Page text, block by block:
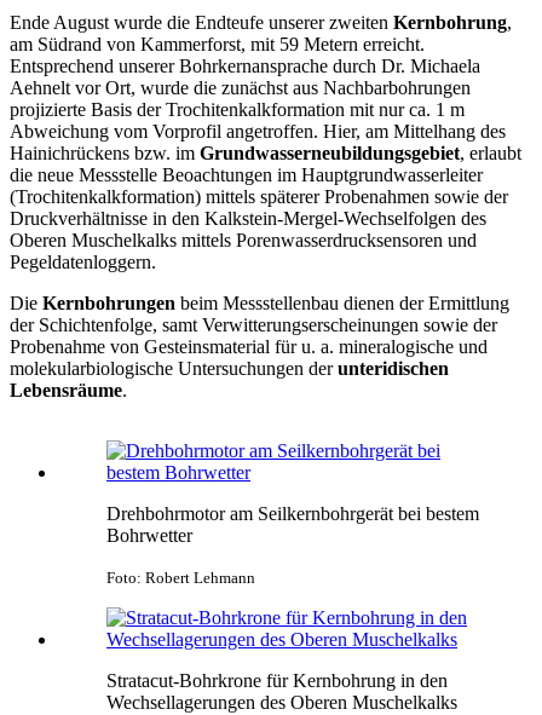
Ende August wurde die Endteufe unserer zweiten Kernbohrung,
am Südrand von Kammerforst, mit 59 Metern erreicht.
Entsprechend unserer Bohrkernansprache durch Dr. Michaela
Aehnelt vor Ort, wurde die zunächst aus Nachbarbohrungen
projizierte Basis der Trochitenkalkformation mit nur ca. 1 m
Abweichung vom Vorprofil angetroffen. Hier, am Mittelhang des
Hainichrückens bzw. im Grundwasserneubildungsgebiet, erlaubt
die neue Messstelle Beoachtungen im Hauptgrundwasserleiter
(Trochitenkalkformation) mittels späterer Probenahmen sowie der
Druckverhältnisse in den Kalkstein-Mergel-Wechselfolgen des
Oberen Muschelkalks mittels Porenwasserdrucksensoren und
Pegeldatenloggern.
Die Kernbohrungen beim Messstellenbau dienen der Ermittlung
der Schichtenfolge, samt Verwitterungserscheinungen sowie der
Probenahme von Gesteinsmaterial für u. a. mineralogische und
molekularbiologische Untersuchungen derunteridischen
Lebensräume.
Drehbohrmotor am Seilkernbohrgerät bei bestem
Bohrwetter
Foto: Robert Lehmann
Stratacut-Bohrkrone für Kernbohrung in den
Wechsellagerungen des Oberen Muschelkalks